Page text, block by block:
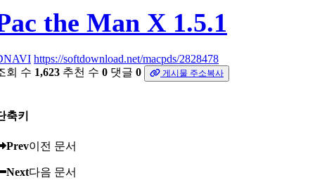
the Man X 1.5.1
https://softdownload.net/macpds/2828478
회 수 1,623 추천 수 0 댓글 0 게시물 주소복사
축키
Prev이전 문서
Next다음 문서